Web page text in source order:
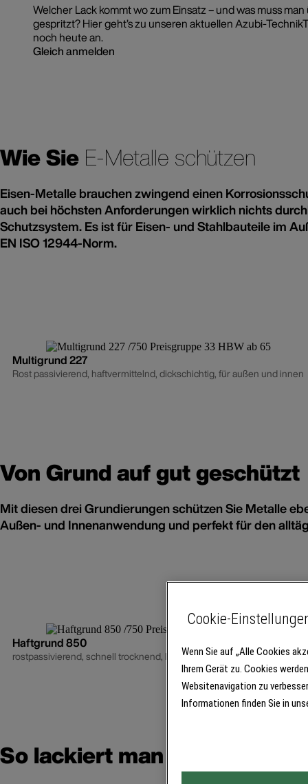
Welcher Lack kommt wo zum Einsatz – und was muss
gespritzt? Hier geht’s zu unseren aktuellen Azubi-
noch heute an.
Gleich anmelden
Wie Sie E-Metalle schützen
Eisen-Metalle brauchen zwingend einen
auch bei höchsten Anforderungen wirklich nichts
Schutzsystem. Es ist für Eisen- und Stahlbauteile im
EN ISO 12944-Norm.
Multigrund 227
Rost passivierend, haftvermittelnd, dickschichtig, für außen und innen
Von Grund auf gut geschützt
Mit diesen drei Grundierungen schützen Sie Metalle
Außen- und Innenanwendung und perfekt für den
Haftgrund 850
rostpassivierend, schnell trocknend, haftvermittelnd, für außen und
So lackiert man eine
Cookie-
Wenn Sie auf „Alle Cookies
Ihrem Gerät zu. Cookies
Websitenavigation zu
Informationen finden Sie in